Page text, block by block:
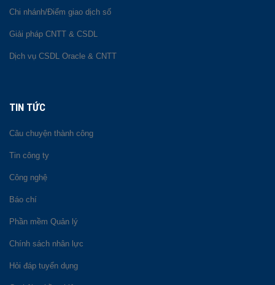
Chi nhánh/Điểm giao dịch số
Giải pháp CNTT & CSDL
Dịch vụ CSDL Oracle & CNTT
TIN TỨC
Câu chuyện thành công
Tin công ty
Công nghệ
Báo chí
Phần mềm Quản lý
Chính sách nhân lực
Hỏi đáp tuyển dụng